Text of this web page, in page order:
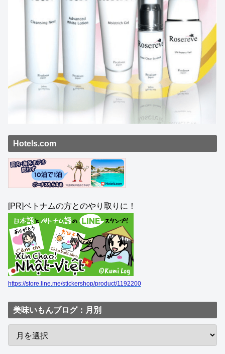
Hotels.com
[PR]ベトナムの方とのやり取りに！
https://store.line.me/stickershop/product/1192200
美味いもんブログ：月別